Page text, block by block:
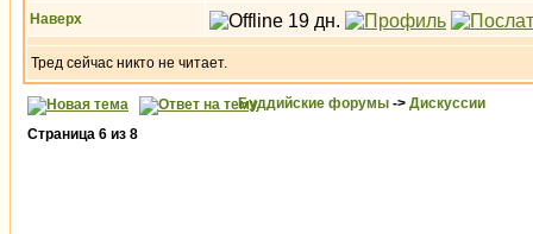
Наверх
Тред сейчас никто не читает.
Буддийские форумы -> Дискуссии
Страница 6 из 8